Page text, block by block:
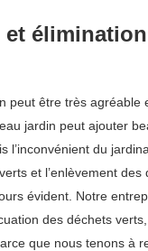
et
peut être très agréable
jardin peut ajouter
l’inconvénient du
et l’enlèvement des
évident. Notre
des déchets
que nous tenons à